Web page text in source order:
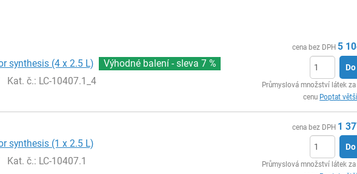
synthesis (4 x 2.5 L) Výhodné balení - sleva 7 %
Kat. č.: LC-10407.1_4
cena bez DPH 5
Průmyslová množství látek
cenu Poptat
synthesis (1 x 2.5 L)
Kat. č.: LC-10407.1
cena bez DPH 1
Průmyslová množství látek